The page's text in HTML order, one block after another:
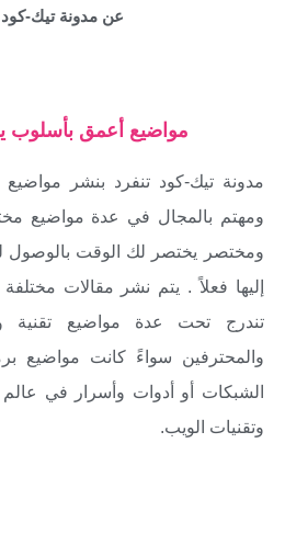
عن مدونة تيك-كود
مواضيع أعمق بأسلوب
مدونة تيك-كود تنفرد بنشر
ومهتم بالمجال في عدة مواضيع
ومختصر يختصر لك الوقت بالوصول
إليها فعلاً . يتم نشر مقالات
تندرج تحت عدة مواضيع تقنية
والمحترفين سواءً كانت مواضيع
الشبكات أو أدوات وأسرار في عالم
وتقنيات الويب.